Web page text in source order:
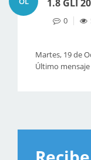
1.8 GLI
0
Martes, 19 de
Último